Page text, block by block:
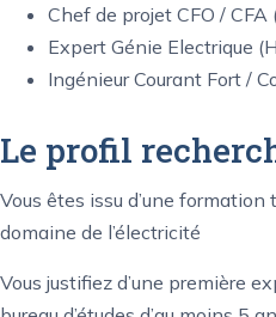
Chef de projet CFO / CFA
Expert Génie Electrique
Ingénieur Courant Fort /
Le profil
Vous êtes issu d’une
domaine de l’électricité
Vous justifiez d’une première